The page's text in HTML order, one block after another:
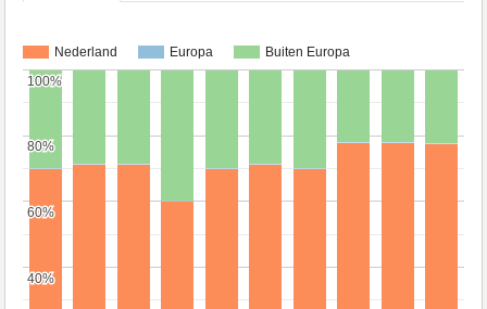
Nederland Europa Buiten Europa
40%
40%
60%
60%
80%
80%
100%
100%